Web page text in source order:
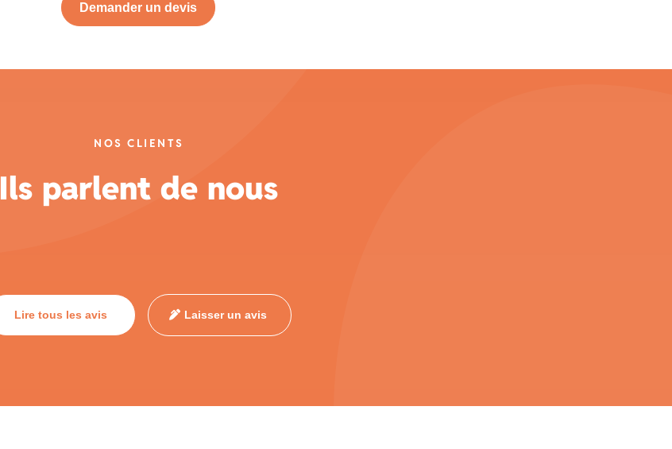
Demander un devis
NOS CLIENTS
Ils parlent de nous
Lire tous les avis Laisser un avis